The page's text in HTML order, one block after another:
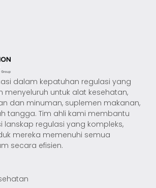
dalam kepatuhan regulasi yang
menyeluruh untuk alat kesehatan,
dan minuman, suplemen makanan,
tangga. Tim ahli kami membantu
lanskap regulasi yang kompleks,
mereka memenuhi semua
secara efisien.